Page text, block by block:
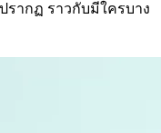
รากฏ ราวกับมีใครบาง